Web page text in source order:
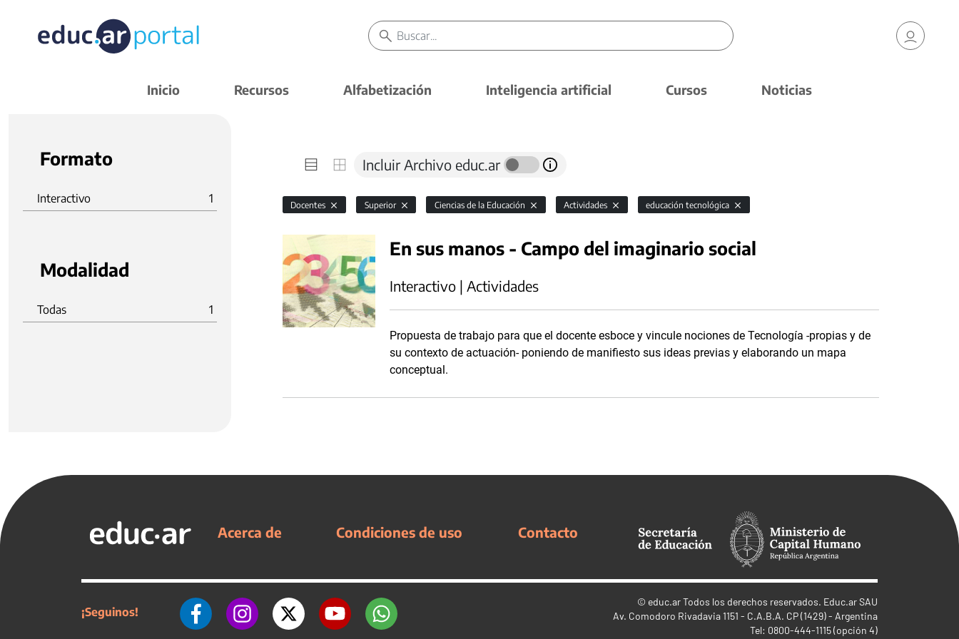
Inicio Recursos Alfabetización Inteligencia artificial Cursos Noticias
Formato
Interactivo 1
Modalidad
Todas 1
Incluir Archivo educ.ar
Docentes Superior Ciencias de la Educación Actividades educación tecnológica
En sus manos - Campo del imaginario social
Interactivo | Actividades
Propuesta de trabajo para que el docente esboce y vincule nociones de Tecnología -propias y de
su contexto de actuación- poniendo de manifiesto sus ideas previas y elaborando un mapa
conceptual.
Acerca de Condiciones de uso Contacto
¡Seguinos!
© educ.arTodos los derechos reservados. Educ.ar SAU
Av. Comodoro Rivadavia 1151 - C.A.B.A. CP (1429) - Argentina
Tel: 0800-444-1115 (opción 4)